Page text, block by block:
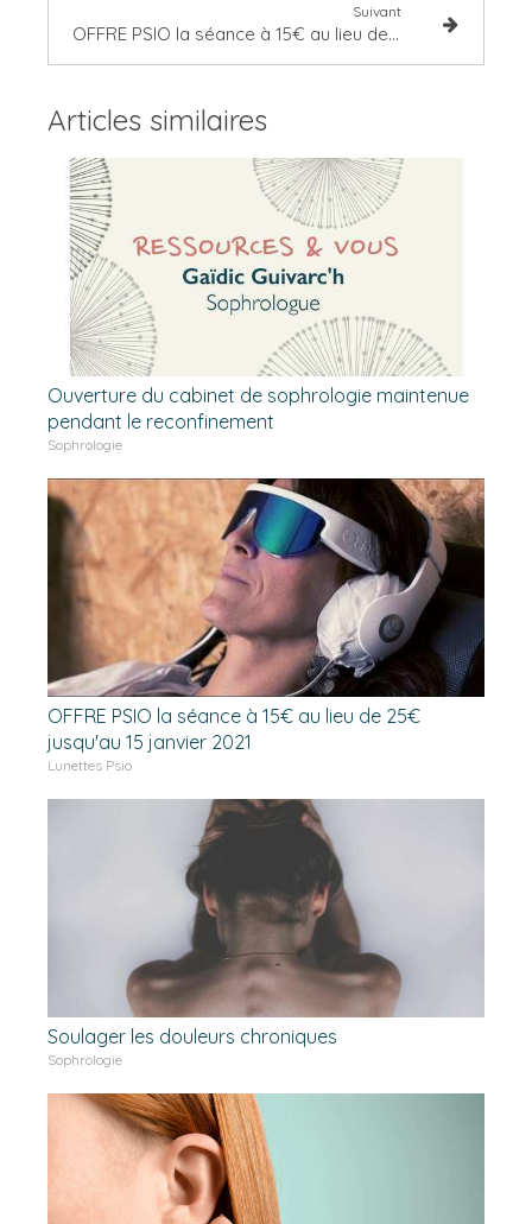
Suivant
OFFRE PSIO la séance à 15€ au lieu de 25€ jusqu'au 15 janvier 2021
Articles similaires
Ouverture du cabinet de sophrologie maintenue
pendant le reconfinement
Sophrologie
OFFRE PSIO la séance à 15€ au lieu de 25€
jusqu'au 15 janvier 2021
Lunettes Psio
Soulager les douleurs chroniques
Sophrologie